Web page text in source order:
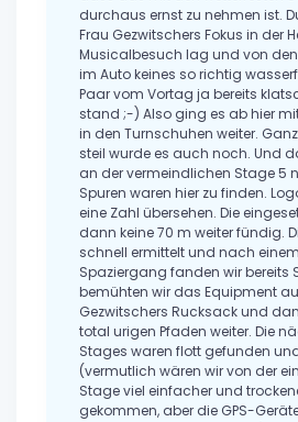
durchaus ernst zu nehmen ist.
Frau Gezwitschers Fokus in der
Musicalbesuch lag und von den
im Auto keines so richtig
Paar vom Vortag ja bereits
stand ;-) Also ging es ab hier
in den Turnschuhen weiter.
steil wurde es auch noch. Und
an der vermeindlichen Stage 5
Spuren waren hier zu finden.
eine Zahl übersehen. Die
dann keine 70 m weiter fündig.
schnell ermittelt und nach
Spaziergang fanden wir bereits
bemühten wir das Equipment
Gezwitschers Rucksack und
total urigen Pfaden weiter. Die
Stages waren flott gefunden
(vermutlich wären wir von der
Stage viel einfacher und
gekommen, aber die GPS-